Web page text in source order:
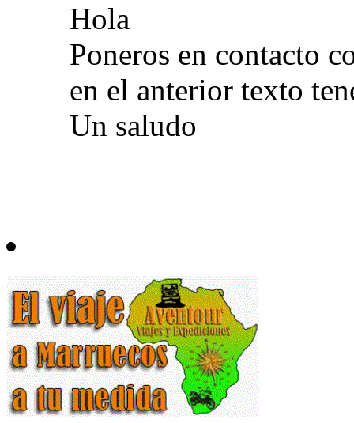
Hola
Poneros en contacto
en el anterior texto
Un saludo